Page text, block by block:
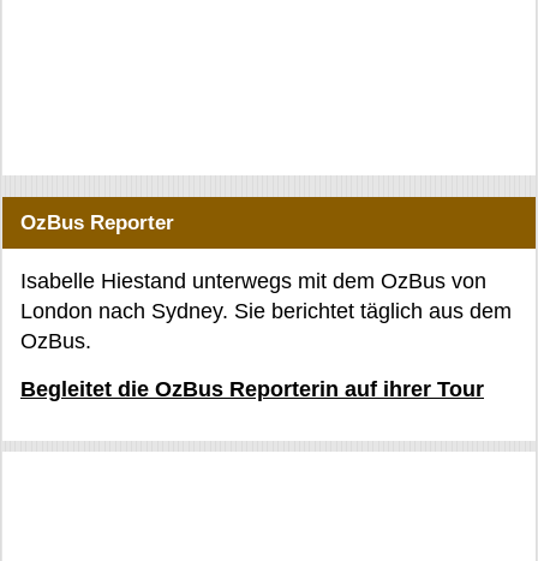
OzBus Reporter
Isabelle Hiestand unterwegs mit dem OzBus von
London nach Sydney. Sie berichtet täglich aus dem
OzBus.
Begleitet die OzBus Reporterin auf ihrer Tour